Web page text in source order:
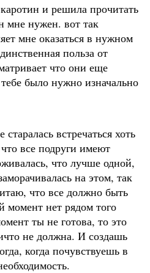
и решила прочитать
мне нужен. вот так
мне оказаться в нужном
польза от
что они еще
было нужно изначально
встречаться хоть
все подруги имеют
что лучше одной,
на этом, так
что все должно быть
момент нет рядом того
ты не готова, то это
не должна. И создашь
когда почувствуешь в